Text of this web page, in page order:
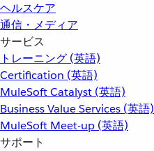
ヘルスケア
通信・メディア
サービス
トレーニング (英語)
Certification (英語)
MuleSoft Catalyst (英語)
Business Value Services (英語)
MuleSoft Meet-up (英語)
サポート